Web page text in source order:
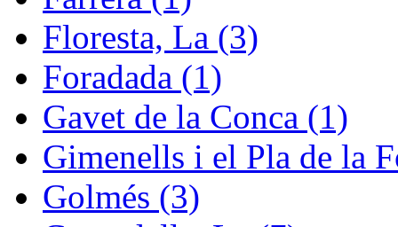
Floresta, La (3)
Foradada (1)
Gavet de la Conca (1)
Gimenells i el Pla de la
Golmés (3)